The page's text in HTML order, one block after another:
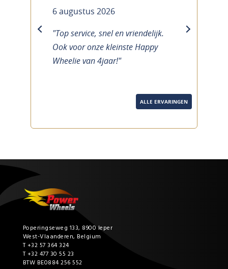
6 augustus 2026
"Top service, snel en vriendelijk.
Ook voor onze kleinste Happy
Wheelie van 4jaar!"
previous next
ALLE ERVARINGEN
Poperingseweg 133, 8900 Ieper
West-Vlaanderen, Belgium
T +32 57 364 324
T +32 477 30 55 23
BTW BE0884 256 552